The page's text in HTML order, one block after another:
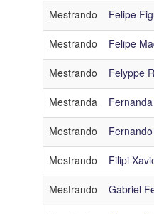
Mestrando Felipe
Mestrando Felipe
Mestrando Felyppe
Mestranda
Mestrando
Mestrando Filipi
Mestrando Gabriel